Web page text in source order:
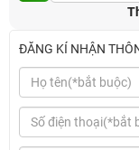
ĐĂNG KÍ NHẬN